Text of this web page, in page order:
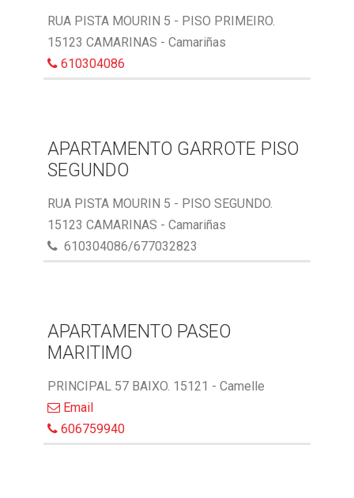
RUA PISTA MOURIN 5 - PISO PRIMEIRO.
15123 CAMARINAS - Camariñas
610304086
APARTAMENTO GARROTE PISO
SEGUNDO
RUA PISTA MOURIN 5 - PISO SEGUNDO.
15123 CAMARINAS - Camariñas
610304086/677032823
APARTAMENTO PASEO
MARITIMO
PRINCIPAL 57 BAIXO. 15121 - Camelle
Email
606759940